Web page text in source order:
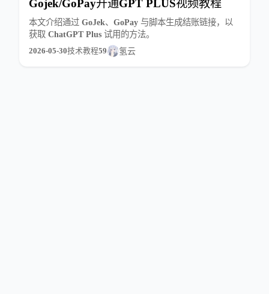
Gojek/GoPay开通GPT PLUS视频教程
本文介绍通过 GoJek、GoPay 与脚本生成结账链接，以
获取 ChatGPT Plus 试用的方法。
2026-05-30技术教程59 氢云